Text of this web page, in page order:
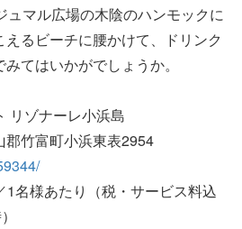
ュマル広場の木陰のハンモックに
るビーチに腰かけて、ドリンク
てはいかがでしょうか。
ゾナーレ小浜島
竹富町小浜東表2954
名様あたり（税・サービス料込